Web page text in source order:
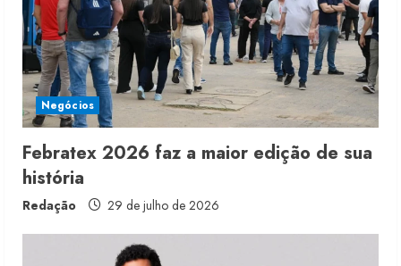
Negócios
Febratex 2026 faz a maior edição de sua
história
Redação 29 de julho de 2026